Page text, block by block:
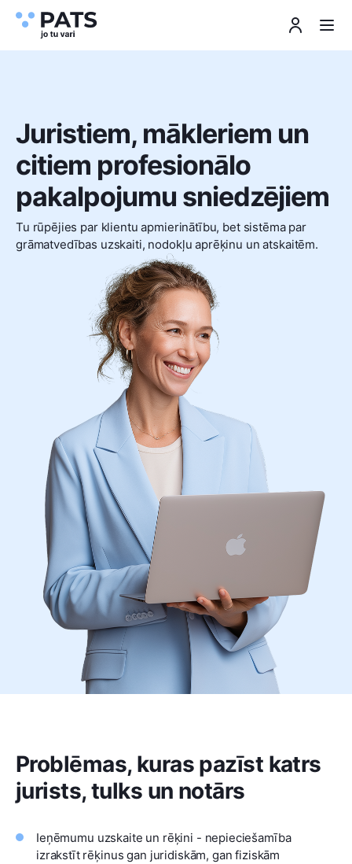
Juristiem, mākleriem un
citiem profesionālo
pakalpojumu sniedzējiem
Tu rūpējies par klientu apmierinātību, bet sistēma par
grāmatvedības uzskaiti, nodokļu aprēķinu un atskaitēm.
Problēmas, kuras pazīst katrs
jurists, tulks un notārs
Ieņēmumu uzskaite un rēķini - nepieciešamība
izrakstīt rēķinus gan juridiskām, gan fiziskām